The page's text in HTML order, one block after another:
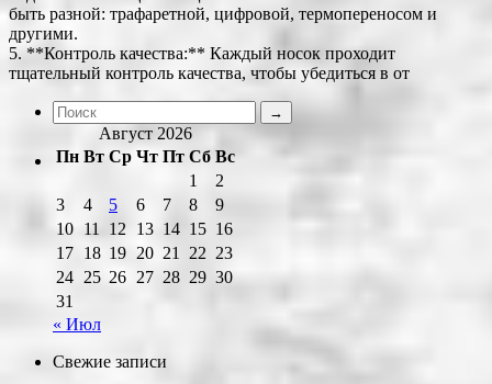
быть разной: трафаретной, цифровой, термопереносом и
другими.
5. **Контроль качества:** Каждый носок проходит
тщательный контроль качества, чтобы убедиться в от
Август 2026
Пн Вт Ср Чт Пт Сб Вс
1
2
3
4 5 6 7 8
9
10 11 12 13 14 15 16
17 18 19 20 21 22 23
24 25 26 27 28 29 30
31
« Июл
Свежие записи